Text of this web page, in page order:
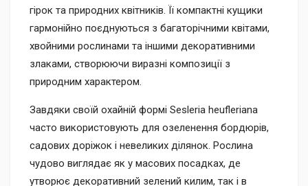
гірок та природних квітників. Її компактні кущики
гармонійно поєднуються з багаторічними квітами,
хвойними рослинами та іншими декоративними
злаками, створюючи виразні композиції з
природним характером.
Завдяки своїй охайній формі Sesleria heufleriana
часто використовують для озеленення бордюрів,
садових доріжок і невеликих ділянок. Рослина
чудово виглядає як у масових посадках, де
утворює декоративний зелений килим, так і в